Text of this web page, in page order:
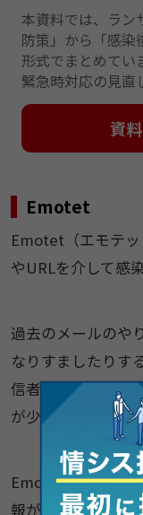
本資料では、ラン
防策」から「感染
形式でまとめてい
緊急時対応の見直
資
Emotet
Emotet（エモテ
やURLを介して感
過去のメールのや
なりすましたりす
信者が不審に思わ
が少なくありません
Emotetに感染す
報が窃取されるほ